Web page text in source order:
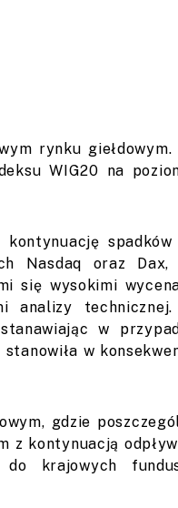
rynku giełdowym.
WIG20 na
kontynuację spadków
Nasdaq oraz Dax,
się wysokimi
analizy
w
w
gdzie
z kontynuacją
krajowych